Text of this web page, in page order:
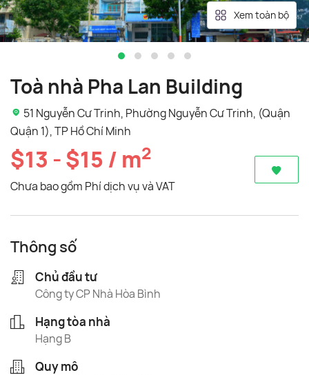
Xem toàn bộ
Toà nhà Pha Lan Building
51 Nguyễn Cư Trinh, Phường Nguyễn Cư Trinh, (Quận
Quận 1), TP Hồ Chí Minh
$13 - $15 / m2
Chưa bao gồm Phí dịch vụ và VAT
Thông số
Chủ đầu tư
Công ty CP Nhà Hòa Bình
Hạng tòa nhà
Hạng B
Quy mô